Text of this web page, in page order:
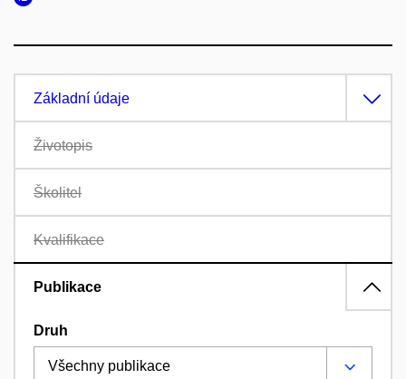
Základní údaje
Životopis
Školitel
Kvalifikace
Publikace
Druh